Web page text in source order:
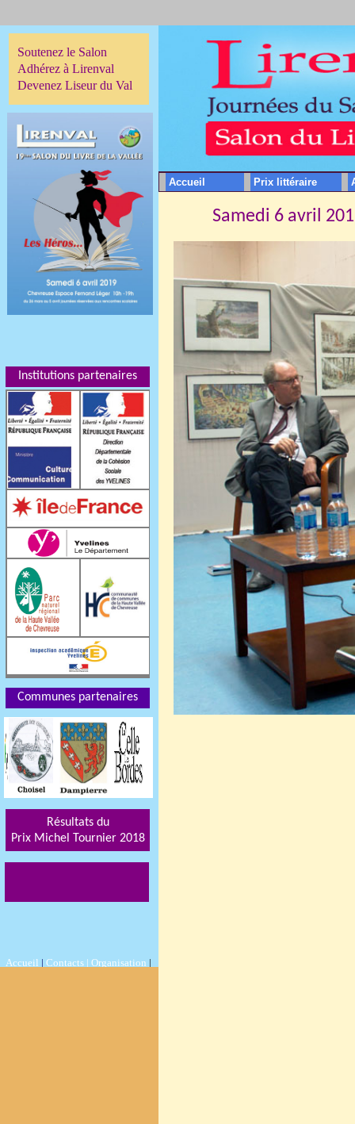
Samedi 6 avril
Accueil Prix littéraire
Soutenez le Salon
Adhérez à Lirenval
Devenez Liseur du Val
Accueil | Contacts | Organisation |
Institutions partenaires
Communes partenaires
Résultats du
Prix Michel Tournier 2018